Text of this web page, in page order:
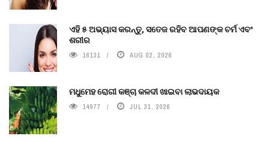
ଏହି ୫ ଅଭ୍ୟାସ କରନ୍ତୁ, ସତେଜ ରହିବ ଆପଣଙ୍କ ଚର୍ମ ଏବଂ
ଶରୀର
16131 AUG 02, 2026
ମଧୁମେହ ରୋଗୀ କଞ୍ଚା କଳଦୀ ଖାଇବା ଲାଭଦାୟକ
14977 JUL 31, 2026